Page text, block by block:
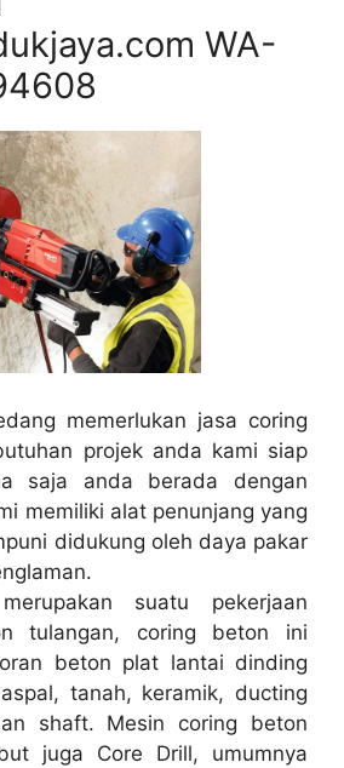
WA-
memerlukan jasa coring
projek anda kami siap
saja anda berada dengan
memiliki alat penunjang yang
didukung oleh daya pakar
suatu pekerjaan
tulangan, coring beton ini
beton plat lantai dinding
tanah, keramik, ducting
shaft. Mesin coring beton
juga Core Drill, umumnya